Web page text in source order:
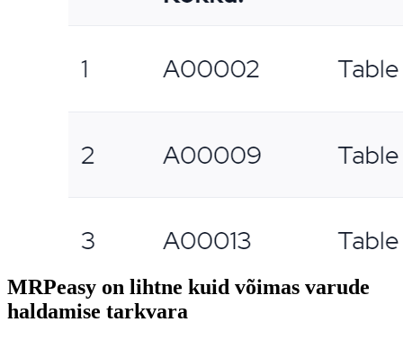
MRPeasy on lihtne kuid võimas varude
haldamise tarkvara